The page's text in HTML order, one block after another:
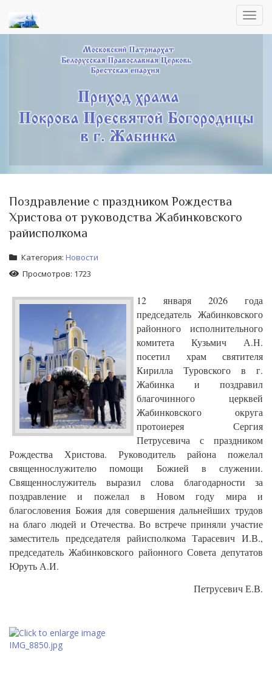
Поздравление с праздником Рождества
Христова от руководства Жабинковского
райисполкома
Категория: Новости
Просмотров: 1723
12 января 2026 года
председатель Жабинковского
районного исполнительного
комитета Кузьмич А.Н.
посетил храм святителя
Кирилла Туровского в г.
Жабинка и поздравил
благочинного церквей
Жабинковского округа
протоиерея Сергия
Петрусевича с праздником
Рождества Христова. Руководитель района пожелал
священнослужителю помощи Божией в служении.
Священнослужитель выразил слова благодарности за
поздравление и пожелал в Новом году мира и
благословения Божия для совершения дальнейших трудов
на благо людей и Отечества. Во встрече приняли участие
заместитель председателя райисполкома Тарасевич И.В.,
председатель Жабинковского районного Совета депутатов
Юруть А.И.
Петрусевич Е.В.